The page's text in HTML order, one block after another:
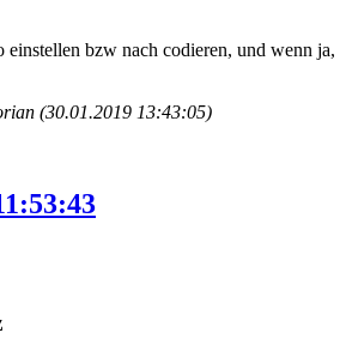
einstellen bzw nach codieren, und wenn ja,
(30.01.2019 13:43:05)